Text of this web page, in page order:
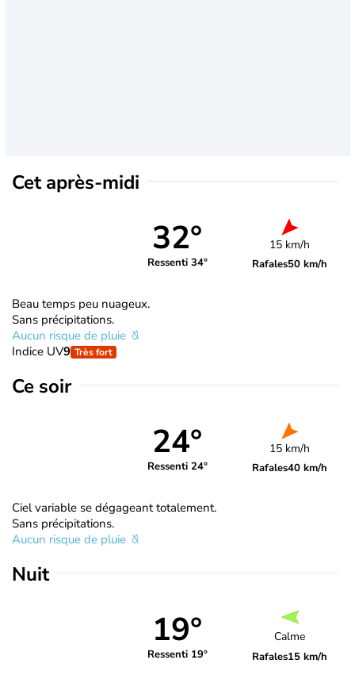
Cet après-midi
32°
Ressenti 34°
15 km/h
Rafales50 km/h
Beau temps peu nuageux.
Sans précipitations.
Aucun risque de pluie
Indice UV9 Très fort
Ce soir
24°
Ressenti 24°
15 km/h
Rafales40 km/h
Ciel variable se dégageant totalement.
Sans précipitations.
Aucun risque de pluie
Nuit
19°
Ressenti 19°
Calme
Rafales15 km/h